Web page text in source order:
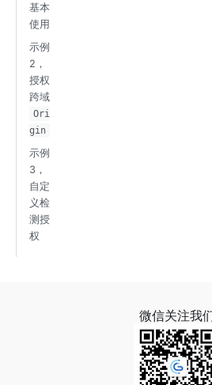
基本
使用
示例
2，
授权
跨域
Ori
gin
示例
3，
自定
义检
测授
权
微信关注我